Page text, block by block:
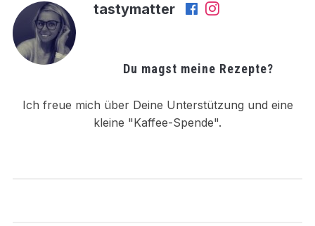
tastymatter
Du magst meine Rezepte?
Ich freue mich über Deine Unterstützung und eine
kleine "Kaffee-Spende".